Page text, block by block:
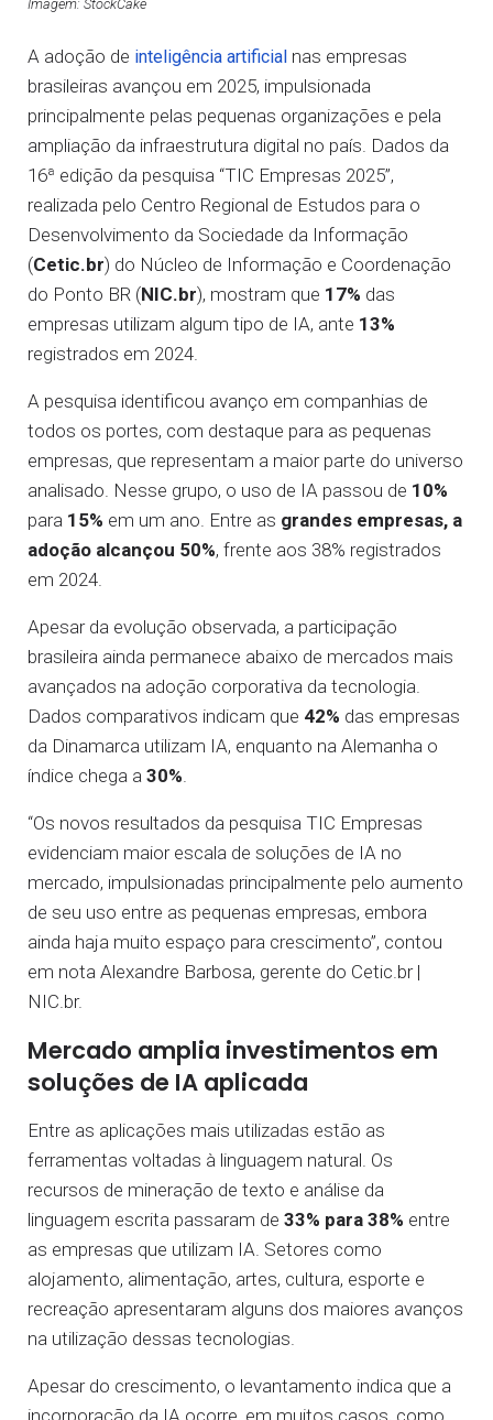
Imagem: StockCake
A adoção de inteligência artificial nas empresas
brasileiras avançou em 2025, impulsionada
principalmente pelas pequenas organizações e pela
ampliação da infraestrutura digital no país. Dados da
16ª edição da pesquisa “TIC Empresas 2025”,
realizada pelo Centro Regional de Estudos para o
Desenvolvimento da Sociedade da Informação
(Cetic.br) do Núcleo de Informação e Coordenação
do Ponto BR (NIC.br), mostram que 17% das
empresas utilizam algum tipo de IA, ante 13%
registrados em 2024.
A pesquisa identificou avanço em companhias de
todos os portes, com destaque para as pequenas
empresas, que representam a maior parte do universo
analisado. Nesse grupo, o uso de IA passou de 10%
para 15% em um ano. Entre as grandes empresas, a
adoção alcançou 50%, frente aos 38% registrados
em 2024.
Apesar da evolução observada, a participação
brasileira ainda permanece abaixo de mercados mais
avançados na adoção corporativa da tecnologia.
Dados comparativos indicam que 42% das empresas
da Dinamarca utilizam IA, enquanto na Alemanha o
índice chega a 30%.
“Os novos resultados da pesquisa TIC Empresas
evidenciam maior escala de soluções de IA no
mercado, impulsionadas principalmente pelo aumento
de seu uso entre as pequenas empresas, embora
ainda haja muito espaço para crescimento”, contou
em nota Alexandre Barbosa, gerente do Cetic.br |
NIC.br.
Mercado amplia investimentos em
soluções de IA aplicada
Entre as aplicações mais utilizadas estão as
ferramentas voltadas à linguagem natural. Os
recursos de mineração de texto e análise da
linguagem escrita passaram de 33% para 38% entre
as empresas que utilizam IA. Setores como
alojamento, alimentação, artes, cultura, esporte e
recreação apresentaram alguns dos maiores avanços
na utilização dessas tecnologias.
Apesar do crescimento, o levantamento indica que a
incorporação da IA ocorre, em muitos casos, como